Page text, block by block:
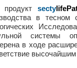
secty
в тесном
системы
в ходе